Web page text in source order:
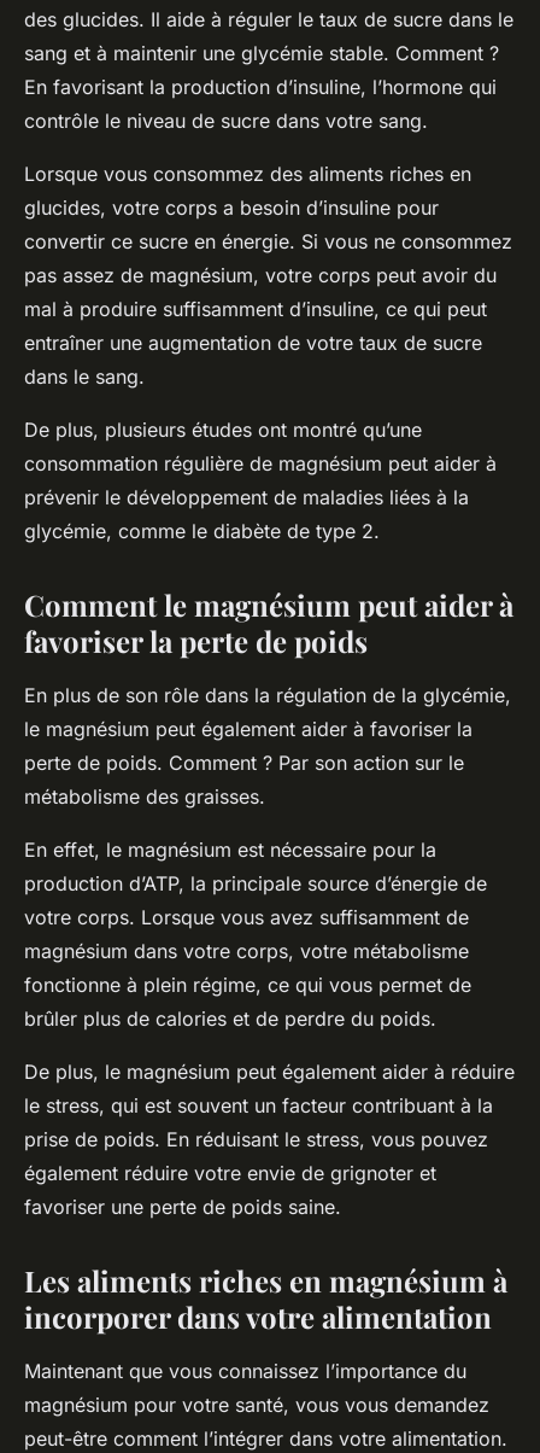
des glucides. Il aide à réguler le taux de sucre dans le
sang et à maintenir une glycémie stable. Comment ?
En favorisant la production d’insuline, l’hormone qui
contrôle le niveau de sucre dans votre sang.
Lorsque vous consommez des aliments riches en
glucides, votre corps a besoin d’insuline pour
convertir ce sucre en énergie. Si vous ne consommez
pas assez de magnésium, votre corps peut avoir du
mal à produire suffisamment d’insuline, ce qui peut
entraîner une augmentation de votre taux de sucre
dans le sang.
De plus, plusieurs études ont montré qu’une
consommation régulière de magnésium peut aider à
prévenir le développement de maladies liées à la
glycémie, comme le diabète de type 2.
Comment le magnésium peut aider à
favoriser la perte de poids
En plus de son rôle dans la régulation de la glycémie,
le magnésium peut également aider à favoriser la
perte de poids. Comment ? Par son action sur le
métabolisme des graisses.
En effet, le magnésium est nécessaire pour la
production d’ATP, la principale source d’énergie de
votre corps. Lorsque vous avez suffisamment de
magnésium dans votre corps, votre métabolisme
fonctionne à plein régime, ce qui vous permet de
brûler plus de calories et de perdre du poids.
De plus, le magnésium peut également aider à réduire
le stress, qui est souvent un facteur contribuant à la
prise de poids. En réduisant le stress, vous pouvez
également réduire votre envie de grignoter et
favoriser une perte de poids saine.
Les aliments riches en magnésium à
incorporer dans votre alimentation
Maintenant que vous connaissez l’importance du
magnésium pour votre santé, vous vous demandez
peut-être comment l’intégrer dans votre alimentation.